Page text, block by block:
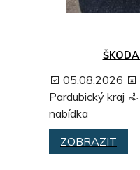
05.08.2026
Pardubický kraj
nabídka
ZOBRAZIT